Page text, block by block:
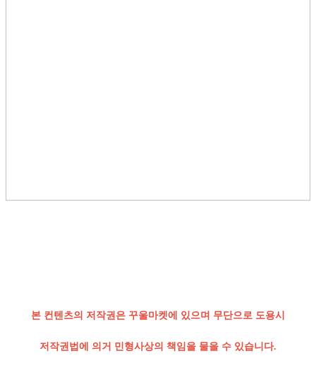
본 컨텐츠의 저작권은 꾸울마켓에 있으며 무단으로 도용시
저작권법에 의거 민형사상의 책임을 물을 수 있습니다.